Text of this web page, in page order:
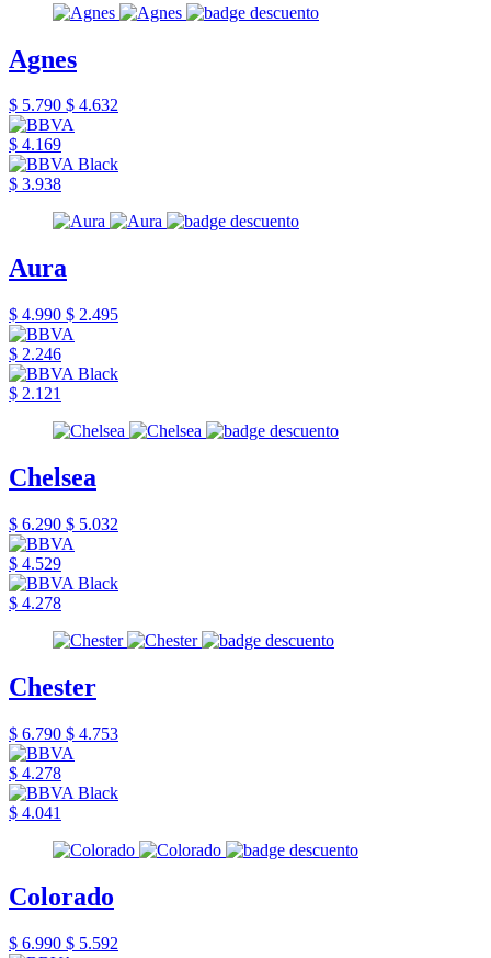
Agnes
$ 5.790 $ 4.632
$ 4.169
$ 3.938
Aura
$ 4.990 $ 2.495
$ 2.246
$ 2.121
Chelsea
$ 6.290 $ 5.032
$ 4.529
$ 4.278
Chester
$ 6.790 $ 4.753
$ 4.278
$ 4.041
Colorado
$ 6.990 $ 5.592